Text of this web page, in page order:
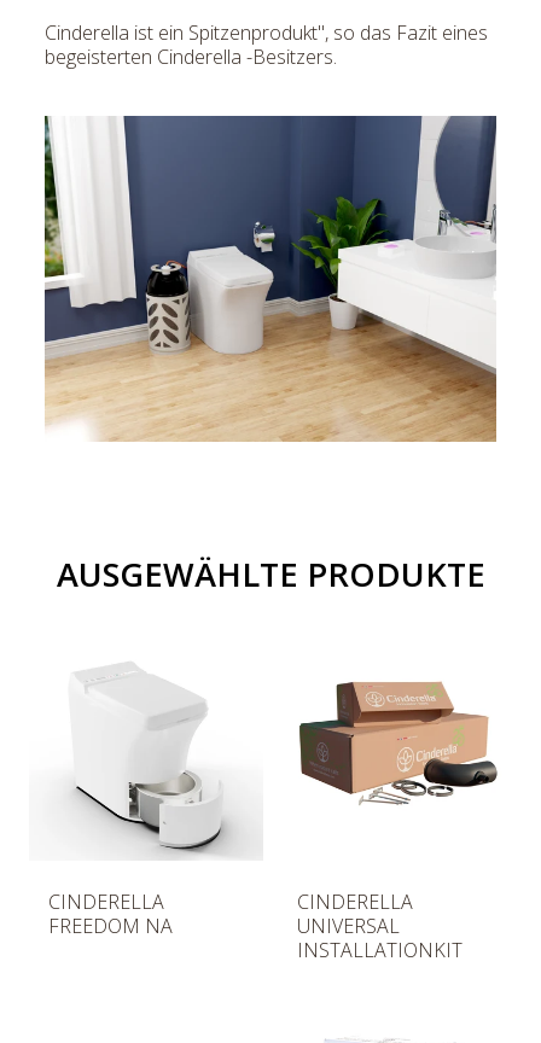
Cinderella ist ein Spitzenprodukt", so das Fazit eines
begeisterten Cinderella -Besitzers.
AUSGEWÄHLTE PRODUKTE
R
e
CINDERELLA
FREEDOM NA
R
e
g
CINDERELLA
UNIVERSAL
INSTALLATIONKIT